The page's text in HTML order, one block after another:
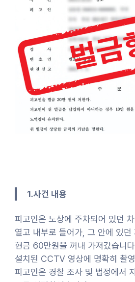
1.사건 내용
피고인은 노상에 주차되어 있던
열고 내부로 들어가, 그 안에 있던
현금 60만원을 꺼내 가져갔습니
설치된 CCTV 영상에 명확히 촬
피고인은 경찰 조사 및 법정에서